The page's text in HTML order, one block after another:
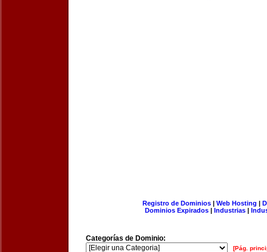
Registro de Dominios| Web Hosting |
Dominios Expirados | Industrias |
Categorías de Dominio:
[Pág.